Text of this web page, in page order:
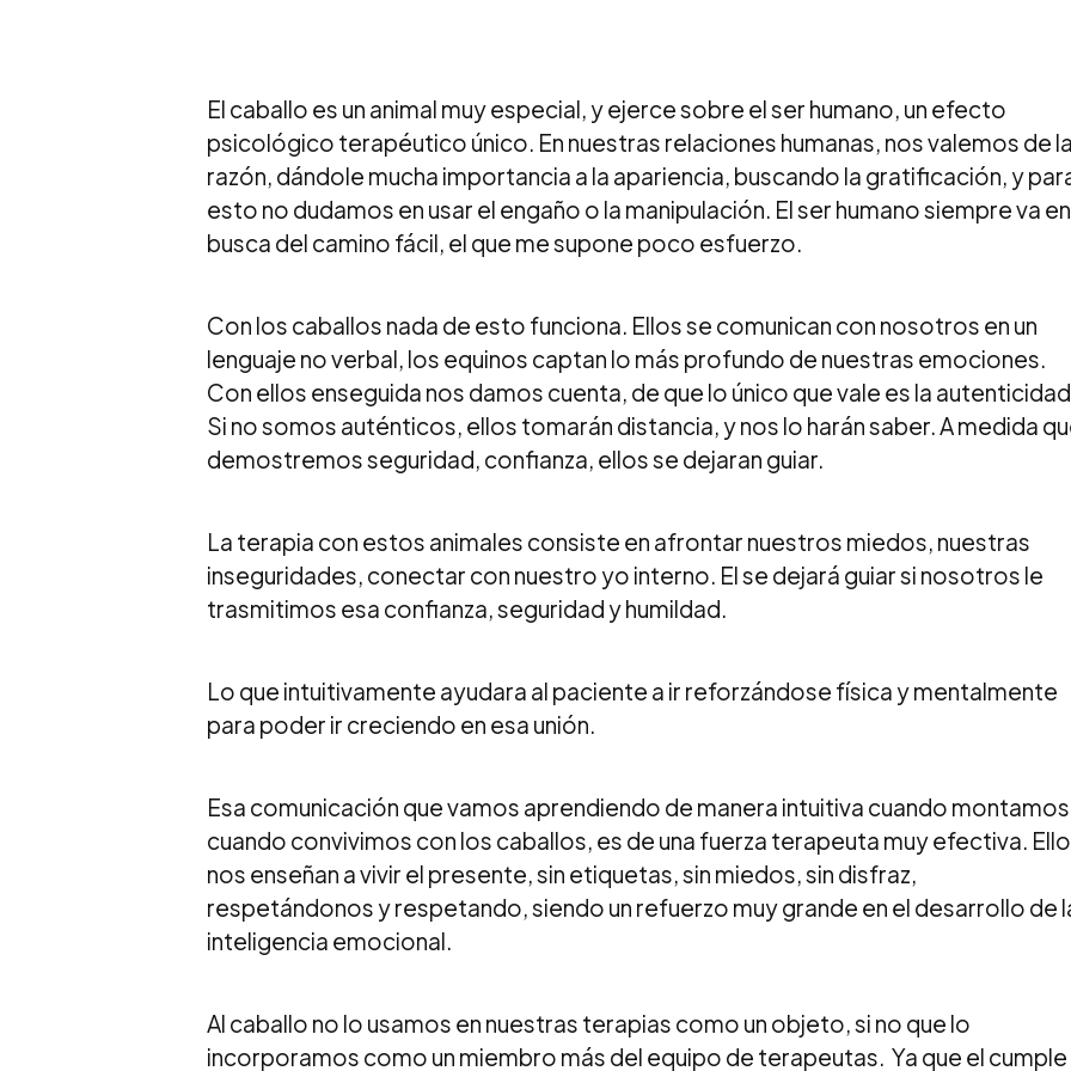
El caballo es un animal muy especial, y ejerce sobre el ser humano, un efecto
psicológico terapéutico único. En nuestras relaciones humanas, nos valemos de la
razón, dándole mucha importancia a la apariencia, buscando la gratificación, y
esto no dudamos en usar el engaño o la manipulación. El ser humano siempre va en
busca del camino fácil, el que me supone poco esfuerzo.
Con los caballos nada de esto funciona. Ellos se comunican con nosotros en un
lenguaje no verbal, los equinos captan lo más profundo de nuestras emociones.
Con ellos enseguida nos damos cuenta, de que lo único que vale es la
Si no somos auténticos, ellos tomarán distancia, y nos lo harán saber. A medida
demostremos seguridad, confianza, ellos se dejaran guiar.
La terapia con estos animales consiste en afrontar nuestros miedos, nuestras
inseguridades, conectar con nuestro yo interno. El se dejará guiar si nosotros le
trasmitimos esa confianza, seguridad y humildad.
Lo que intuitivamente ayudara al paciente a ir reforzándose física y mentalmente
para poder ir creciendo en esa unión.
Esa comunicación que vamos aprendiendo de manera intuitiva cuando
cuando convivimos con los caballos, es de una fuerza terapeuta muy efectiva.
nos enseñan a vivir el presente, sin etiquetas, sin miedos, sin disfraz,
respetándonos y respetando, siendo un refuerzo muy grande en el desarrollo de
inteligencia emocional.
Al caballo no lo usamos en nuestras terapias como un objeto, si no que lo
incorporamos como un miembro más del equipo de terapeutas. Ya que el cumple